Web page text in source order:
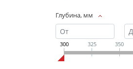
Глубина, мм
300 325 350